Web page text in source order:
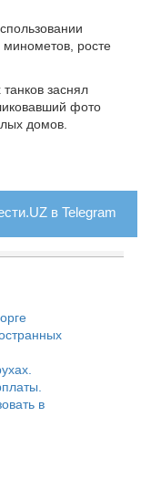
минометов, росте
заснял
фото
домов.
в Telegram
в